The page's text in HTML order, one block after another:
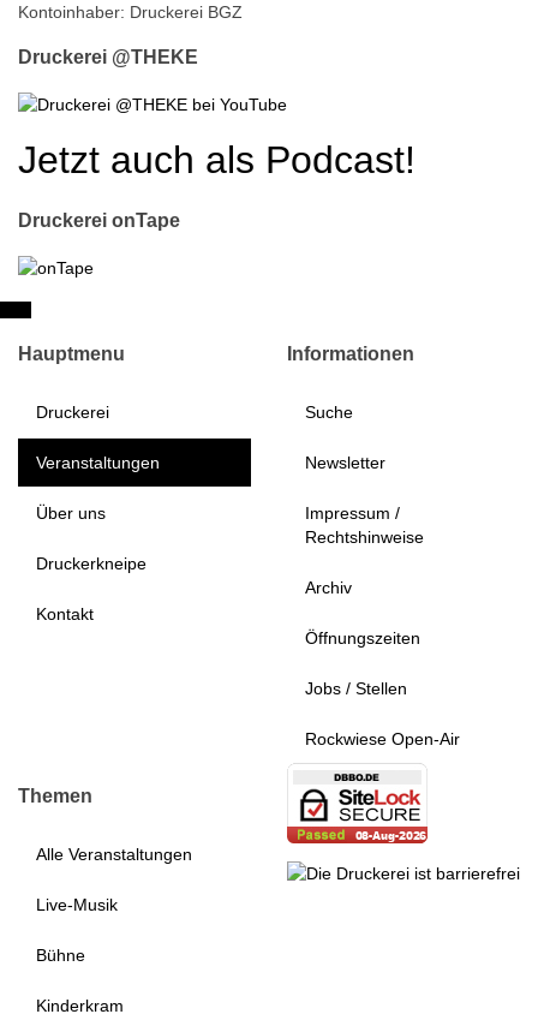
Kontoinhaber: Druckerei BGZ
Druckerei @THEKE
Jetzt auch als Podcast!
Druckerei onTape
Hauptmenu
Druckerei
Veranstaltungen
Über uns
Druckerkneipe
Kontakt
Informationen
Suche
Newsletter
Impressum /
Rechtshinweise
Archiv
Öffnungszeiten
Jobs / Stellen
Rockwiese Open-Air
Themen
Alle Veranstaltungen
Live-Musik
Bühne
Kinderkram